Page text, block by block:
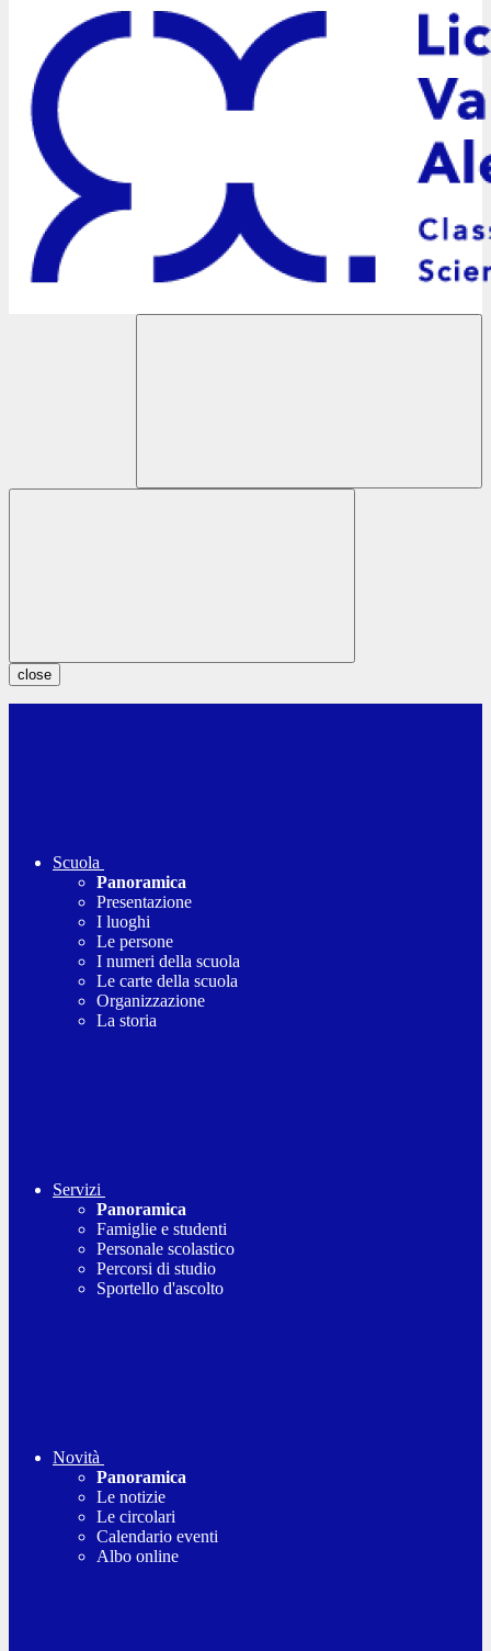
close
Scuola
Panoramica
Presentazione
I luoghi
Le persone
I numeri della scuola
Le carte della scuola
Organizzazione
La storia
Servizi
Panoramica
Famiglie e studenti
Personale scolastico
Percorsi di studio
Sportello d'ascolto
Novità
Panoramica
Le notizie
Le circolari
Calendario eventi
Albo online